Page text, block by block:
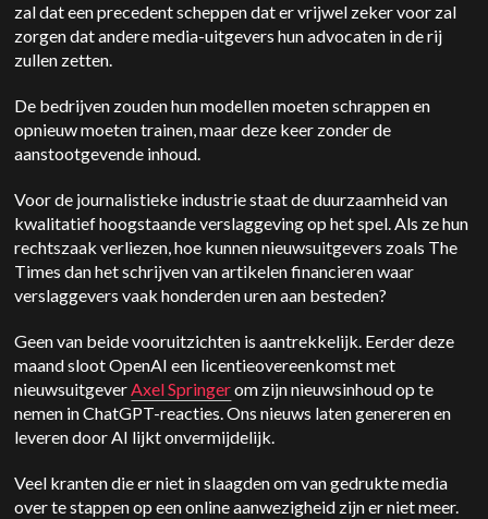
zal dat een precedent scheppen dat er vrijwel zeker voor zal
zorgen dat andere media-uitgevers hun advocaten in de rij
zullen zetten.
De bedrijven zouden hun modellen moeten schrappen en
opnieuw moeten trainen, maar deze keer zonder de
aanstootgevende inhoud.
Voor de journalistieke industrie staat de duurzaamheid van
kwalitatief hoogstaande verslaggeving op het spel. Als ze hun
rechtszaak verliezen, hoe kunnen nieuwsuitgevers zoals The
Times dan het schrijven van artikelen financieren waar
verslaggevers vaak honderden uren aan besteden?
Geen van beide vooruitzichten is aantrekkelijk. Eerder deze
maand sloot OpenAI een licentieovereenkomst met
nieuwsuitgeverAxel Springerom zijn nieuwsinhoud op te
nemen in ChatGPT-reacties. Ons nieuws laten genereren en
leveren door AI lijkt onvermijdelijk.
Veel kranten die er niet in slaagden om van gedrukte media
over te stappen op een online aanwezigheid zijn er niet meer.